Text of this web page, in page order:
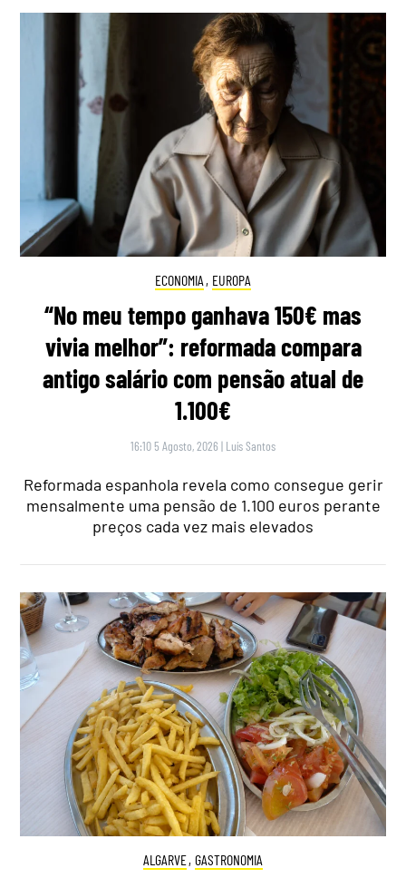
ECONOMIA , EUROPA
“No meu tempo ganhava 150€ mas
vivia melhor”: reformada compara
antigo salário com pensão atual de
1.100€
16:10 5 Agosto, 2026 | Luís Santos
Reformada espanhola revela como consegue gerir
mensalmente uma pensão de 1.100 euros perante
preços cada vez mais elevados
ALGARVE, GASTRONOMIA